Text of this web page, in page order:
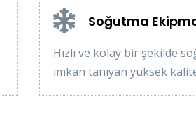
Soğutma
Hızlı ve kolay bir şekilde
imkan tanıyan yüksek